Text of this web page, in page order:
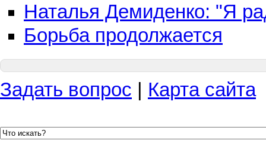
Наталья Демиденко: "Я
Борьба продолжается
Задать вопрос Карта сайта